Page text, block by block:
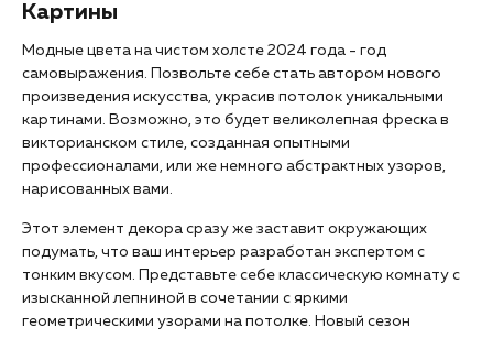
Картины
Модные цвета на чистом холсте 2024 года - год
самовыражения. Позвольте себе стать автором нового
произведения искусства, украсив потолок уникальными
картинами. Возможно, это будет великолепная фреска в
викторианском стиле, созданная опытными
профессионалами, или же немного абстрактных узоров,
нарисованных вами.
Этот элемент декора сразу же заставит окружающих
подумать, что ваш интерьер разработан экспертом с
тонким вкусом. Представьте себе классическую комнату с
изысканной лепниной в сочетании с яркими
геометрическими узорами на потолке. Новый сезон